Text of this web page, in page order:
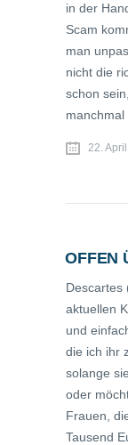
in der
Scam
man
nicht die
schon
22.
OFFEN
Descartes
aktuellen
und
die ich ihr
solange
oder
Frauen,
Tausend